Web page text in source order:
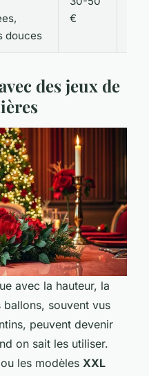
douces
€
des jeux de
avec la hauteur, la
ballons, souvent vus
peuvent devenir
on sait les utiliser.
ou les modèles XXL